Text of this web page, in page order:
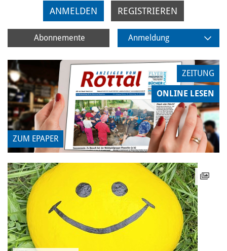
ANMELDEN REGISTRIEREN
Abonnemente Anmeldung
ZUM EPAPER
ZEITUNG
ONLINE LESEN